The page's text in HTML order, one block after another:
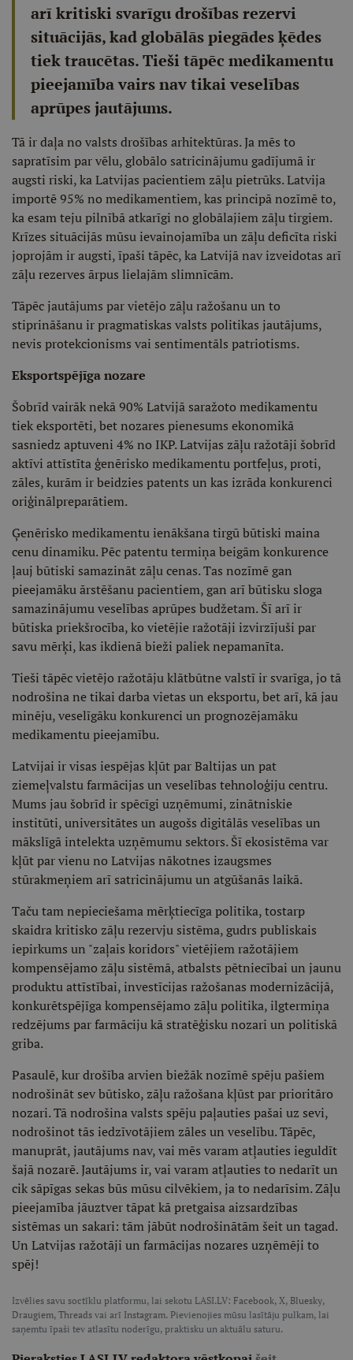
arī kritiski svarīgu drošības rezervi
situācijās, kad globālās piegādes ķēdes
tiek traucētas. Tieši tāpēc medikamentu
pieejamība vairs nav tikai veselības
aprūpes jautājums.
Tā ir daļa no valsts drošības arhitektūras. Ja mēs to
sapratīsim par vēlu, globālo satricinājumu gadījumā ir
augsti riski, ka Latvijas pacientiem zāļu pietrūks. Latvija
importē 95% no medikamentiem, kas principā nozīmē to,
ka esam teju pilnībā atkarīgi no globālajiem zāļu tirgiem.
Krīzes situācijās mūsu ievainojamība un zāļu deficīta riski
joprojām ir augsti, īpaši tāpēc, ka Latvijā nav izveidotas arī
zāļu rezerves ārpus lielajām slimnīcām.
Tāpēc jautājums par vietējo zāļu ražošanu un to
stiprināšanu ir pragmatiskas valsts politikas jautājums,
nevis protekcionisms vai sentimentāls patriotisms.
Eksportspējīga nozare
Šobrīd vairāk nekā 90% Latvijā saražoto medikamentu
tiek eksportēti, bet nozares pienesums ekonomikā
sasniedz aptuveni 4% no IKP. Latvijas zāļu ražotāji šobrīd
aktīvi attīstīta ģenērisko medikamentu portfeļus, proti,
zāles, kurām ir beidzies patents un kas izrāda konkurenci
oriģinālpreparātiem.
Ģenērisko medikamentu ienākšana tirgū būtiski maina
cenu dinamiku. Pēc patentu termiņa beigām konkurence
ļauj būtiski samazināt zāļu cenas. Tas nozīmē gan
pieejamāku ārstēšanu pacientiem, gan arī būtisku sloga
samazinājumu veselības aprūpes budžetam. Šī arī ir
būtiska priekšrocība, ko vietējie ražotāji izvirzījuši par
savu mērķi, kas ikdienā bieži paliek nepamanīta.
Tieši tāpēc vietējo ražotāju klātbūtne valstī ir svarīga, jo tā
nodrošina ne tikai darba vietas un eksportu, bet arī, kā jau
minēju, veselīgāku konkurenci un prognozējamāku
medikamentu pieejamību.
Latvijai ir visas iespējas kļūt par Baltijas un pat
ziemeļvalstu farmācijas un veselības tehnoloģiju centru.
Mums jau šobrīd ir spēcīgi uzņēmumi, zinātniskie
institūti, universitātes un augošs digitālās veselības un
mākslīgā intelekta uzņēmumu sektors. Šī ekosistēma var
kļūt par vienu no Latvijas nākotnes izaugsmes
stūrakmeņiem arī satricinājumu un atgūšanās laikā.
Taču tam nepieciešama mērķtiecīga politika, tostarp
skaidra kritisko zāļu rezervju sistēma, gudrs publiskais
iepirkums un "zaļais koridors" vietējiem ražotājiem
kompensējamo zāļu sistēmā, atbalsts pētniecībai un jaunu
produktu attīstībai, investīcijas ražošanas modernizācijā,
konkurētspējīga kompensējamo zāļu politika, ilgtermiņa
redzējums par farmāciju kā stratēģisku nozari un politiskā
griba.
Pasaulē, kur drošība arvien biežāk nozīmē spēju pašiem
nodrošināt sev būtisko, zāļu ražošana kļūst par prioritāro
nozari. Tā nodrošina valsts spēju paļauties pašai uz sevi,
nodrošinot tās iedzīvotājiem zāles un veselību. Tāpēc,
manuprāt, jautājums nav, vai mēs varam atļauties ieguldīt
šajā nozarē. Jautājums ir, vai varam atļauties to nedarīt un
cik sāpīgas sekas būs mūsu cilvēkiem, ja to nedarīsim. Zāļu
pieejamība jāuztver tāpat kā pretgaisa aizsardzības
sistēmas un sakari: tām jābūt nodrošinātām šeit un tagad.
Un Latvijas ražotāji un farmācijas nozares uzņēmēji to
spēj!
Izvēlies savu soctīklu platformu, lai sekotu LASI.LV: Facebook, X, Bluesky,
Draugiem, Threads vai arī Instagram. Pievienojies mūsu lasītāju pulkam, lai
saņemtu īpaši tev atlasītu noderīgu, praktisku un aktuālu saturu.